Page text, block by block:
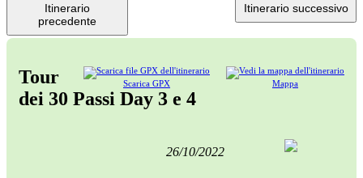
Itinerario
precedente
Itinerario successivo
Mappa
Scarica GPX
Tour
dei 30 Passi Day 3 e 4
26/10/2022